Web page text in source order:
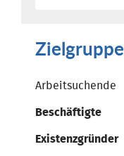
Zielgruppe
Arbeitsuchende
Beschäftigte
Existenzgründer